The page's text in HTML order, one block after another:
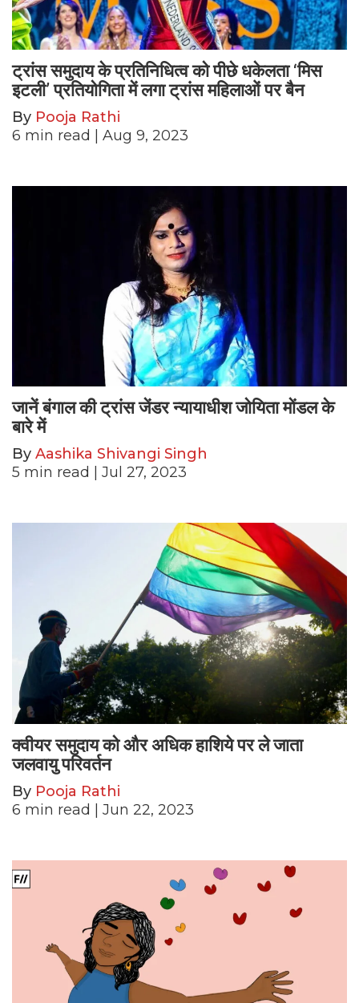
ट्रांस समुदाय के प्रतिनिधित्व को पीछे धकेलता ‘मिस
इटली’ प्रतियोगिता में लगा ट्रांस महिलाओं पर बैन
By Pooja Rathi
6 min read | Aug 9, 2023
जानें बंगाल की ट्रांस जेंडर न्यायाधीश जोयिता मोंडल के
बारे में
By Aashika Shivangi Singh
5 min read | Jul 27, 2023
क्वीयर समुदाय को और अधिक हाशिये पर ले जाता
जलवायु परिवर्तन
By Pooja Rathi
6 min read | Jun 22, 2023